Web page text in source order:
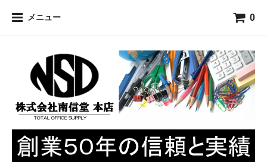
メニュー 0